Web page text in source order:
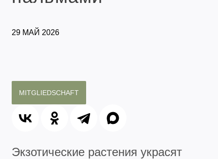
29 МАЙ 2026
MITGLIEDSCHAFT
Экзотические растения украсят